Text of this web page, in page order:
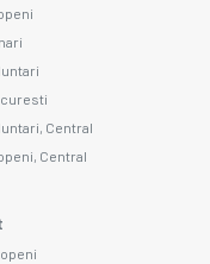
Central
Central